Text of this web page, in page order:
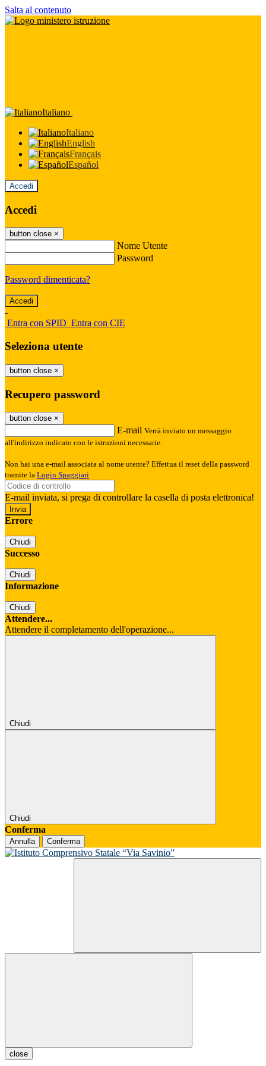
Salta al contenuto
Italiano
Italiano
English
Français
Español
Accedi
Accedi
button close ×
Nome Utente
Password
Password dimenticata?
-
Entra con SPID Entra con CIE
Seleziona utente
button close ×
Recupero password
button close ×
E-mail Verrà inviato un messaggio
all'indirizzo indicato con le istruzioni necessarie.
Non hai una e-mail associata al nome utente? Effettua il reset della password
tramite la Login Spaggiari
E-mail inviata, si prega di controllare la casella di posta elettronica!
Errore
Chiudi
Successo
Chiudi
Informazione
Chiudi
Attendere...
Attendere il completamento dell'operazione...
Chiudi
Chiudi
Conferma
Annulla Conferma
close